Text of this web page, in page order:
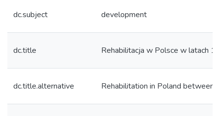
dc.subject development
dc.title Rehabilitacja w Polsce w latach
dc.title.alternative Rehabilitation in Poland